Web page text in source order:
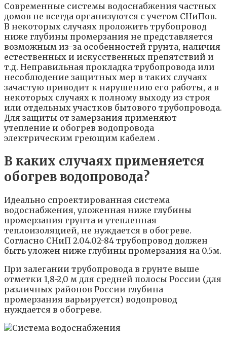
Современные системы водоснабжения частных
домов не всегда организуются с учетом СНиПов.
В некоторых случаях проложить трубопровод
ниже глубины промерзания не представляется
возможным из-за особенностей грунта, наличия
естественных и искусственных препятствий и
т.д. Неправильная прокладка трубопровода или
несоблюдение защитных мер в таких случаях
зачастую приводит к нарушению его работы, а в
некоторых случаях к полному выходу из строя
или отдельных участков бытового трубопровода.
Для защиты от замерзания применяют
утепление и обогрев водопровода
электрическим греющим кабелем .
В каких случаях применяется
обогрев водопровода?
Идеально спроектированная система
водоснабжения, уложенная ниже глубины
промерзания грунта и утепленная
теплоизоляцией, не нуждается в обогреве.
Согласно СНиП 2.04.02-84 трубопровод должен
быть уложен ниже глубины промерзания на 0.5м.
При залегании трубопровода в грунте выше
отметки 1,8-2,0 м для средней полосы России (для
различных районов России глубина
промерзания варьируется) водопровод
нуждается в обогреве.